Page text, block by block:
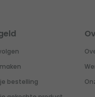
bestelling